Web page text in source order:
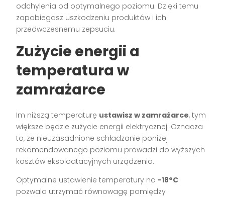
odchylenia od optymalnego poziomu. Dzięki temu
zapobiegasz uszkodzeniu produktów i ich
przedwczesnemu zepsuciu.
Zużycie energii a
temperatura w
zamrażarce
Im niższą temperaturę ustawisz w zamrażarce, tym
większe będzie zużycie energii elektrycznej. Oznacza
to, że nieuzasadnione schładzanie poniżej
rekomendowanego poziomu prowadzi do wyższych
kosztów eksploatacyjnych urządzenia.
Optymalne ustawienie temperatury na -18°C
pozwala utrzymać równowagę pomiędzy